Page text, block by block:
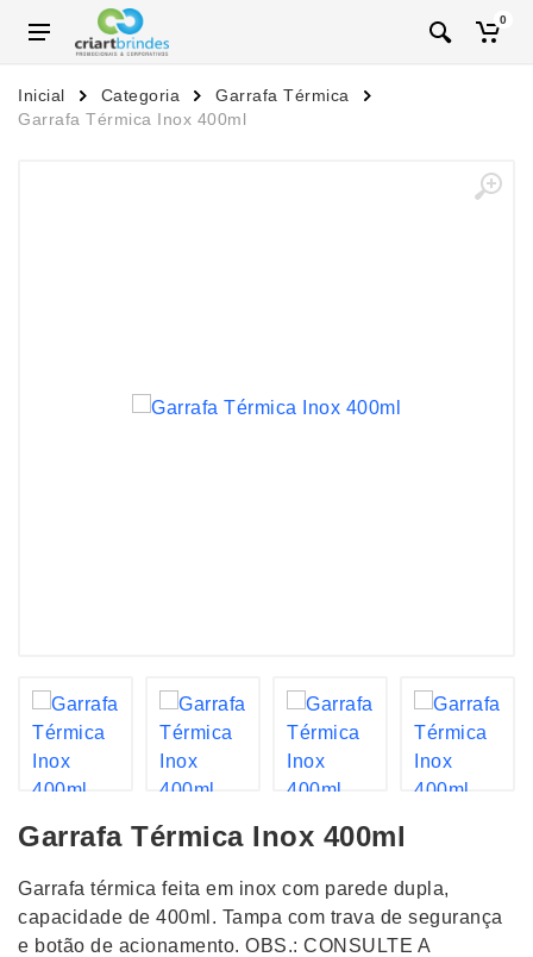
0
Inicial Categoria
Garrafa Térmica
Garrafa Térmica Inox 400ml
Garrafa Térmica Inox 400ml
Garrafa térmica feita em inox com parede dupla,
capacidade de 400ml. Tampa com trava de segurança
e botão de acionamento. OBS.: CONSULTE A